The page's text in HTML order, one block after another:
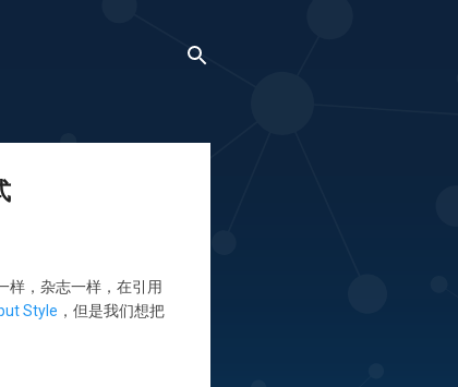
样，杂志一样，在引用
Style ，但是我们想把